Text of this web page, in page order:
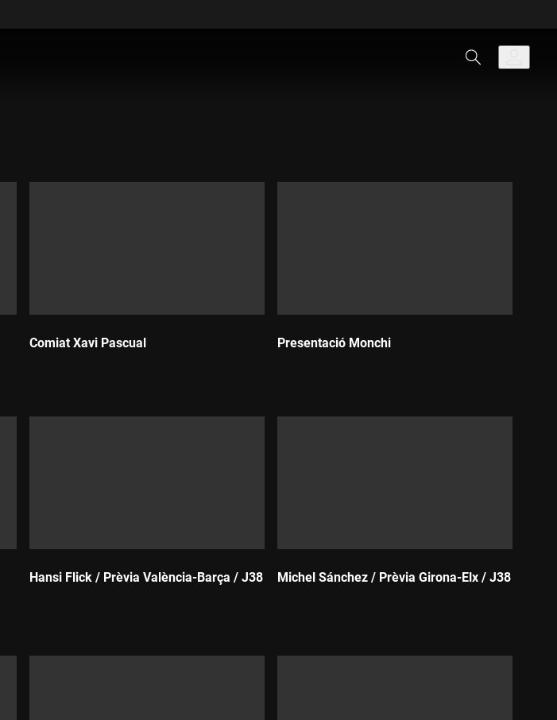
Comiat Xavi Pascual Presentació Monchi
Hansi Flick / Prèvia València-Barça / J38 Michel Sánchez / Prèvia Girona-Elx / J38